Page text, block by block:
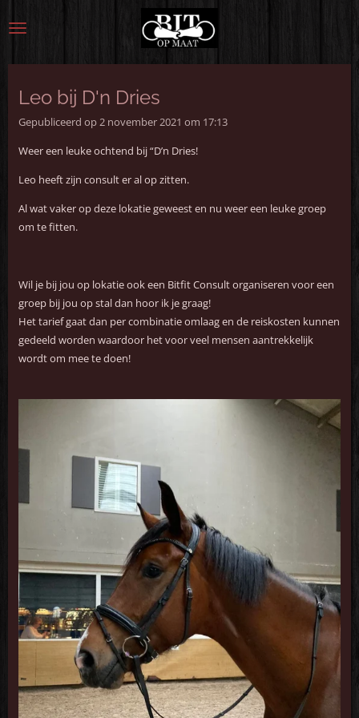
direct
hoofdinhoud
Leo bij D'n Dries
Gepubliceerd op 2 november 2021 om 17:13
Weer een leuke ochtend bij “D’n Dries!
Leo heeft zijn consult er al op zitten.
Al wat vaker op deze lokatie geweest en nu weer een leuke groep
om te fitten.
Wil je bij jou op lokatie ook een Bitfit Consult organiseren voor een
groep bij jou op stal dan hoor ik je graag!
Het tarief gaat dan per combinatie omlaag en de reiskosten kunnen
gedeeld worden waardoor het voor veel mensen aantrekkelijk
wordt om mee te doen!